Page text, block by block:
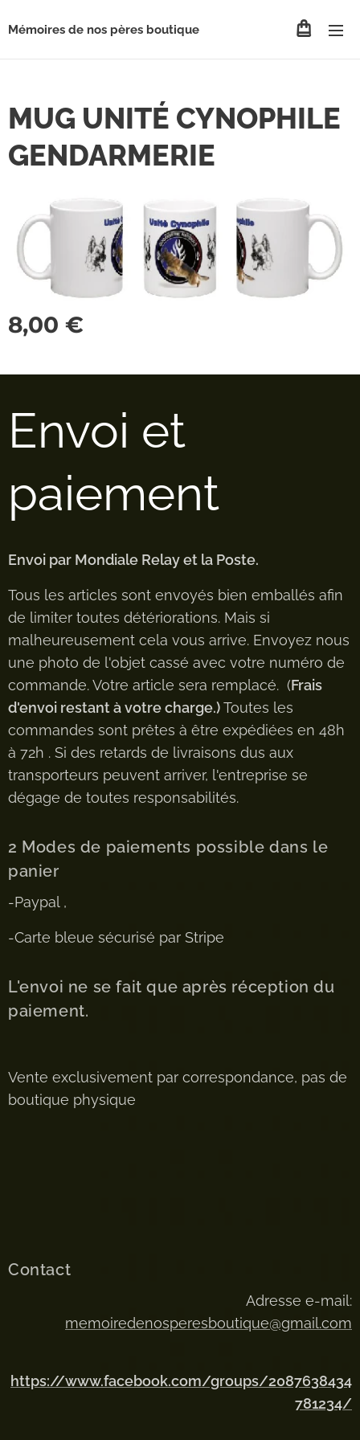
Mémoires de nos pères boutique
MUG UNITÉ CYNOPHILE
GENDARMERIE
8,00 €
Envoi et
paiement
Envoi par Mondiale Relay et la Poste.
Tous les articles sont envoyés bien emballés afin
de limiter toutes détériorations. Mais si
malheureusement cela vous arrive. Envoyez nous
une photo de l'objet cassé avec votre numéro de
commande. Votre article sera remplacé. (Frais
d'envoi restant à votre charge.)Toutes les
commandes sont prêtes à être expédiées en 48h
à 72h . Si des retards de livraisons dus aux
transporteurs peuvent arriver, l'entreprise se
dégage de toutes responsabilités.
2 Modes de paiements possible dans le
panier
-Paypal ,
-Carte bleue sécurisé par Stripe
L'envoi ne se fait que après réception du
paiement.
Vente exclusivement par correspondance, pas de
boutique physique
Contact
Adresse e-mail:
memoiredenosperesboutique@gmail.com
https://www.facebook.com/groups/2087638434
781234/